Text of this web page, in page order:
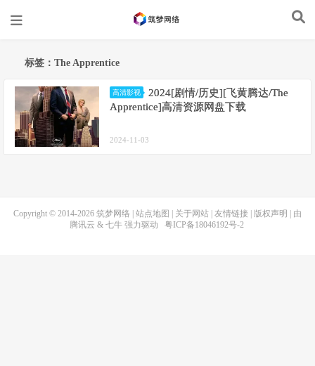
标签：The Apprentice
高清影视
2024[剧情/历史][飞黄腾达/The
Apprentice]高清资源网盘下载
2024-11-03
Copyright © 2014-2026 筑梦网络 站点地图 关于网站 友情链接 版权声明
| 由
腾讯云 & 七牛强力驱动 粤ICP备18046192号-2